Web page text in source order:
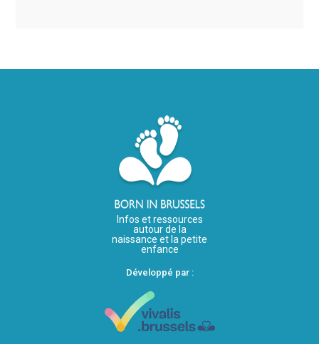
Infos et ressources
autour de la
naissance et la petite
enfance
Développé par :